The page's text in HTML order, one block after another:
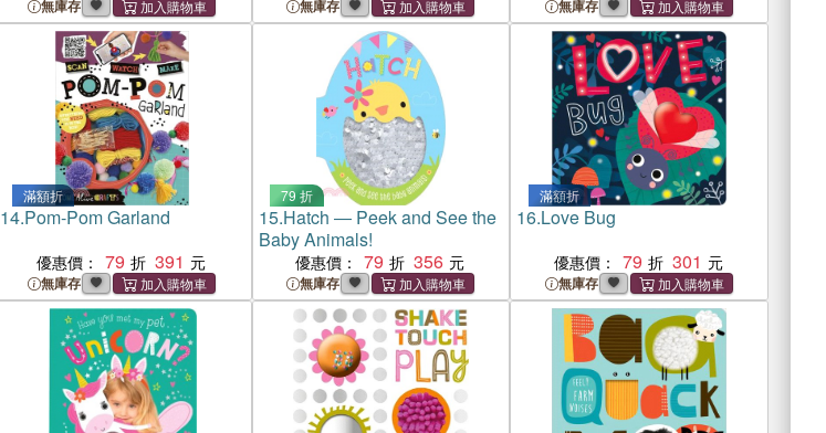
無庫存 無庫存 無庫存
滿額折
14.Pom-Pom Garland
優惠價： 79 391
無庫存
79 折
15.Hatch ― Peek and See the
Baby Animals!
優惠價： 79 356
無庫存
滿額折
16.Love Bug
優惠價： 79 301
無庫存